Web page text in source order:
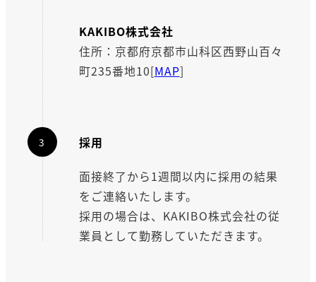
KAKIBO株式会社
住所：京都府京都市山科区西野山百々
町235番地10[MAP]
採用
面接終了から1週間以内に採用の結果
をご連絡いたします。
採用の場合は、KAKIBO株式会社の従
業員として勤務していただきます。